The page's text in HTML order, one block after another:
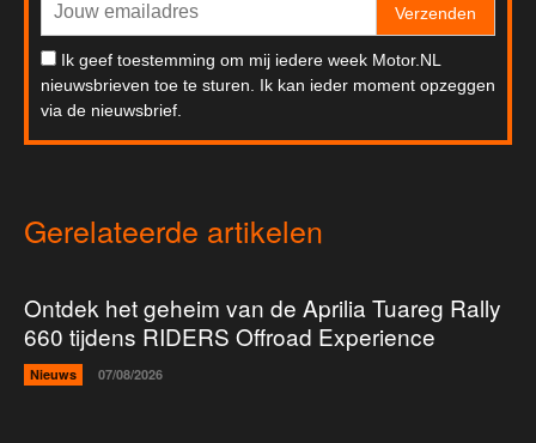
Verzenden
Ik geef toestemming om mij iedere week Motor.NL
nieuwsbrieven toe te sturen. Ik kan ieder moment opzeggen
via de nieuwsbrief.
Gerelateerde artikelen
Ontdek het geheim van de Aprilia Tuareg Rally
660 tijdens RIDERS Offroad Experience
Nieuws 07/08/2026